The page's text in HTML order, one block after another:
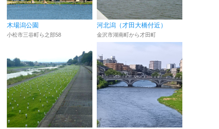
木場潟公園
小松市三谷町ら之部58
河北潟（才田大橋付近）
金沢市湖南町から才田町